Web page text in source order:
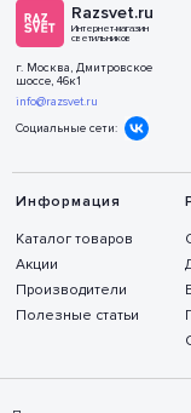
Razsvet.ru
Интернет-магазин
светильников
г. Москва, Дмитровское
шоссе, 46к1
info@razsvet.ru
Социальные сети:
Информация
Каталог товаров
Акции
Производители
Полезные статьи